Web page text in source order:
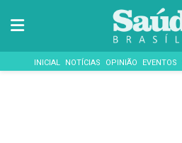
INICIAL NOTÍCIAS OPINIÃO EVENTOS